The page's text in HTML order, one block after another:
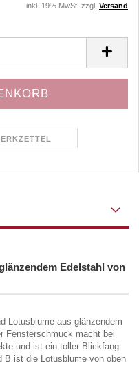
inkl. 19% MwSt. zzgl. Versand
Edelstahl von
Lotusblume aus glänzendem
Fensterschmuck macht bei
und ist ein toller Blickfang
B ist die Lotusblume von oben